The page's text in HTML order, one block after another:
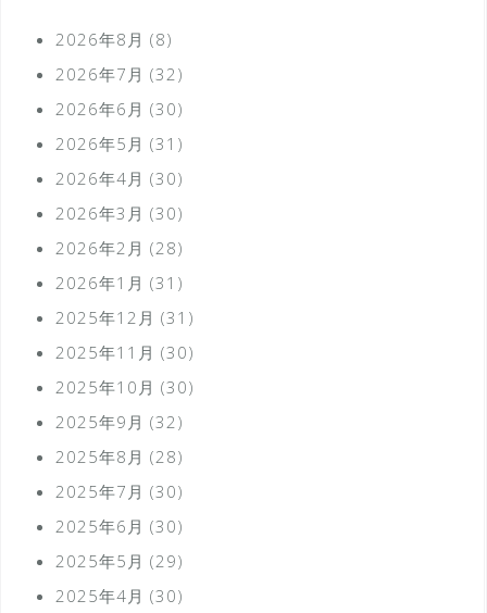
2026年8月 (8)
2026年7月 (32)
2026年6月 (30)
2026年5月 (31)
2026年4月 (30)
2026年3月 (30)
2026年2月 (28)
2026年1月 (31)
2025年12月 (31)
2025年11月 (30)
2025年10月 (30)
2025年9月 (32)
2025年8月 (28)
2025年7月 (30)
2025年6月 (30)
2025年5月 (29)
2025年4月 (30)